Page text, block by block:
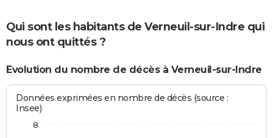
Qui sont les habitants de Verneuil-sur-Indre qui
nous ont quittés ?
Evolution du nombre de décès à Verneuil-sur-Indre
Données exprimées en nombre de décès (source :
Insee)
8